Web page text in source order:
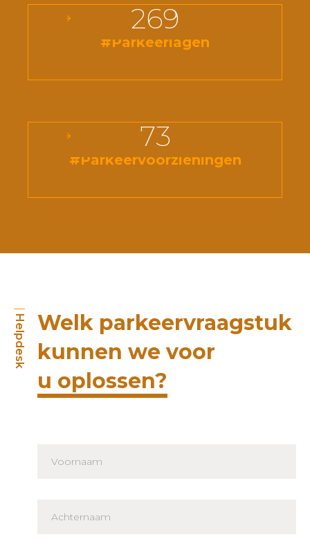
#Parkeerlagen
269
#Parkeervoorzieningen
73
Helpdesk Welk parkeervraagstuk
kunnen we voor
u oplossen?